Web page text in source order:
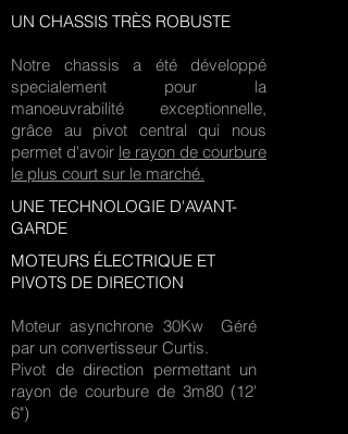
UN CHASSIS TRÈS ROBUSTE
Notre chassis a été développé
specialement pour la
manoeuvrabilité exceptionnelle,
grâce au pivot central qui nous
permet d'avoir le rayon de courbure
le plus court sur le marché.
UNE TECHNOLOGIE D'AVANT-
GARDE
MOTEURS ÉLECTRIQUE ET
PIVOTS DE DIRECTION
Moteur asynchrone 30Kw Géré
par un convertisseur Curtis.
Pivot de direction permettant un
rayon de courbure de 3m80 (12'
6")